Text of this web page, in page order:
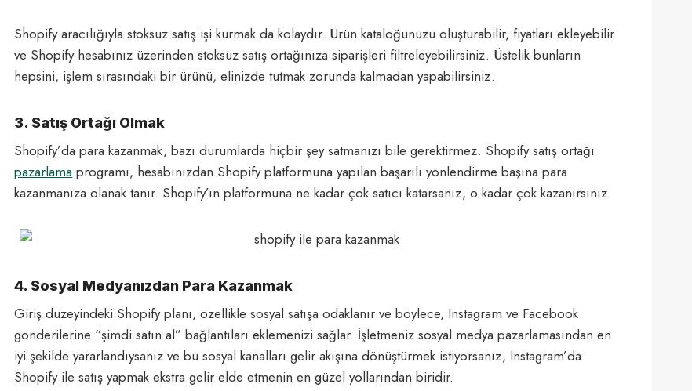
Shopify aracılığıyla stoksuz satış işi kurmak da kolaydır. Ürün kataloğunuzu oluşturabilir, fiyatları ekleyebilir
ve Shopify hesabınız üzerinden stoksuz satış ortağınıza siparişleri filtreleyebilirsiniz. Üstelik bunların
hepsini, işlem sırasındaki bir ürünü, elinizde tutmak zorunda kalmadan yapabilirsiniz.
3. Satış Ortağı Olmak
Shopify’da para kazanmak, bazı durumlarda hiçbir şey satmanızı bile gerektirmez. Shopify satış ortağı
pazarlama programı, hesabınızdan Shopify platformuna yapılan başarılı yönlendirme başına para
kazanmanıza olanak tanır. Shopify’ın platformuna ne kadar çok satıcı katarsanız, o kadar çok kazanırsınız.
4. Sosyal Medyanızdan Para Kazanmak
Giriş düzeyindeki Shopify planı, özellikle sosyal satışa odaklanır ve böylece, Instagram ve Facebook
gönderilerine “şimdi satın al” bağlantıları eklemenizi sağlar. İşletmeniz sosyal medya pazarlamasından en
iyi şekilde yararlandıysanız ve bu sosyal kanalları gelir akışına dönüştürmek istiyorsanız, Instagram’da
Shopify ile satış yapmak ekstra gelir elde etmenin en güzel yollarından biridir.